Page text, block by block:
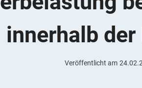
innerhalb
Veröffentlicht am